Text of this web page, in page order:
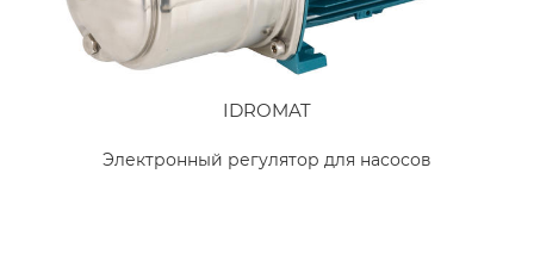
IDROMAT
Электронный регулятор для насосов